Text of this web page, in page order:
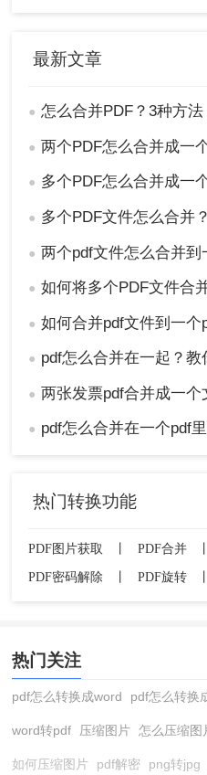
最新文章
● 怎么合并PDF？3种方法
● 两个PDF怎么合并成一个？
● 多个PDF怎么合并成一个？
● 多个PDF文件怎么合并？3
● 两个pdf文件怎么合并到一
● 如何将多个PDF文件合并？
● 如何合并pdf文件到一个pdf？分享三
● pdf怎么合并在一起？教
● 两张发票pdf合并成一个文件怎么
● pdf怎么合并在一个pdf里面
热门转换功能
PDF图片获取 PDF合并
PDF密码解除
丨 PDF旋转 丨
热门关注
pdf怎么转换成word pdf怎么转换
word转pdf 压缩图片 怎么压缩图
如何压缩图片 pdf解密 png转jpg